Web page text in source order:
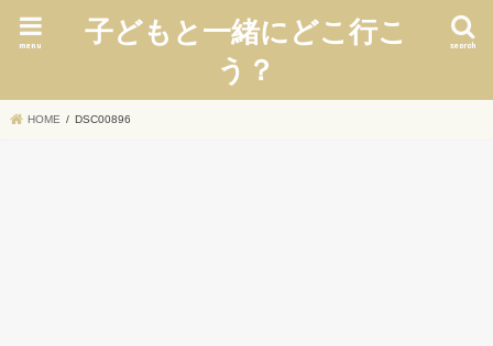
子どもと一緒にどこ行こ
う？
search
menu
HOME DSC00896